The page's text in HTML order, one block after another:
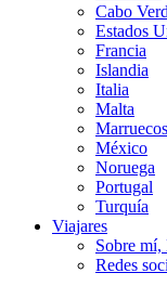
Cabo
Estados
Francia
Islandia
Italia
Malta
Marruecos
México
Noruega
Portugal
Turquía
Viajares
Sobre
Redes